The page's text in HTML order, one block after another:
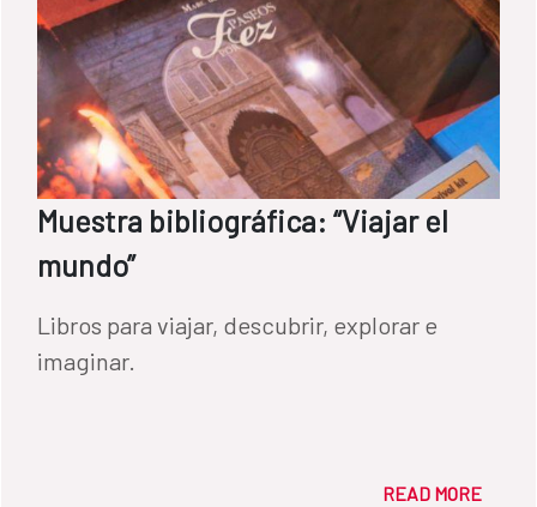
Muestra bibliográfica: “Viajar el
mundo”
Libros para viajar, descubrir, explorar e
imaginar.
READ MORE